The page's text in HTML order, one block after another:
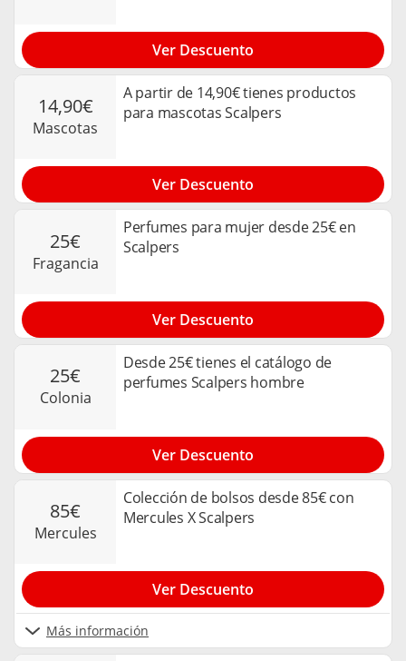
Ver Descuento
14,90€
mascotas
A partir de 14,90€ tienes productos
para mascotas Scalpers
Ver Descuento
25€
fragancia
Perfumes para mujer desde 25€ en
Scalpers
Ver Descuento
25€
colonia
Desde 25€ tienes el catálogo de
perfumes Scalpers hombre
Ver Descuento
85€
mercules
Colección de bolsos desde 85€ con
Mercules X Scalpers
Más información
Ver Descuento